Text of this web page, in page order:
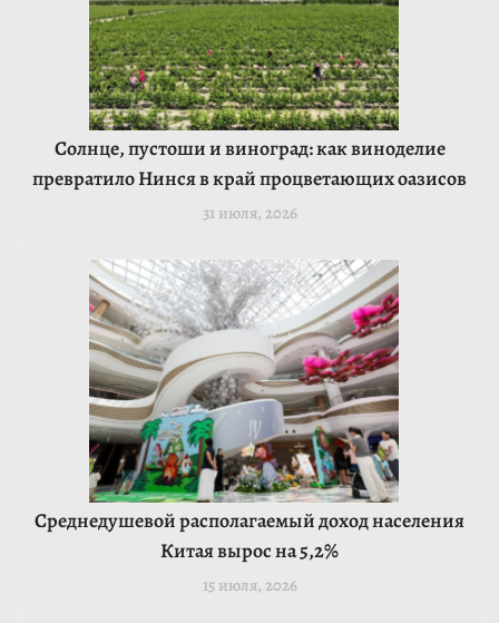
Солнце, пустоши и виноград: как виноделие
превратило Нинся в край процветающих оазисов
31 июля, 2026
Среднедушевой располагаемый доход населения
Китая вырос на 5,2%
15 июля, 2026